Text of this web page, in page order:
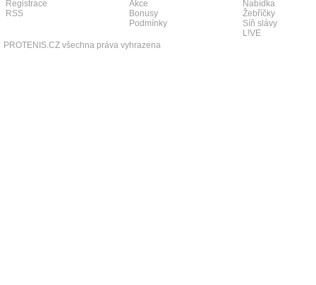
Registrace
RSS
Akce
Bonusy
Podmínky
Nabídka
Žebříčky
Síň slávy
L!VE
PROTENIS.CZ všechna práva vyhrazena